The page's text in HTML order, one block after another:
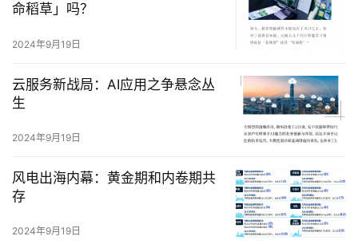
命稻草」吗？
2024年9月19日
云服务新战局：AI应用之争悬念丛
生
2024年9月19日
风电出海内幕：黄金期和内卷期共
存
2024年9月19日